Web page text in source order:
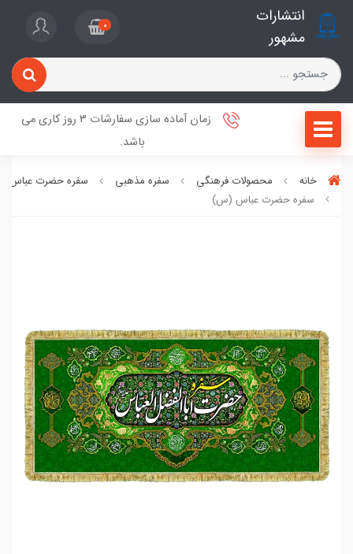
انتشارات
مشهور
0
زمان آماده سازی سفارشات 3 روز کاری می
باشد.
خانه محصولات فرهنگی سفره مذهبی
سفره حضرت عباس
سفره حضرت عباس (س)